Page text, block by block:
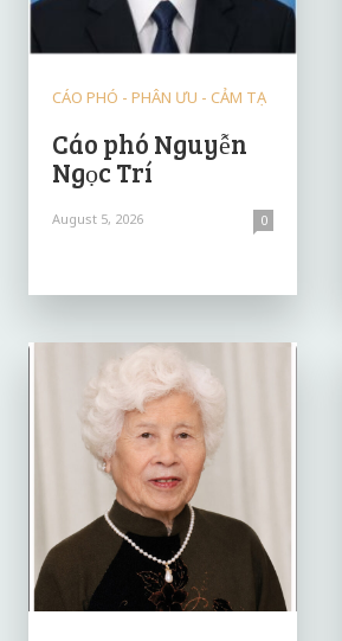
CÁO PHÓ - PHÂN ƯU - CẢM TẠ
Cáo phó Nguyễn
Ngọc Trí
August 5, 2026 0